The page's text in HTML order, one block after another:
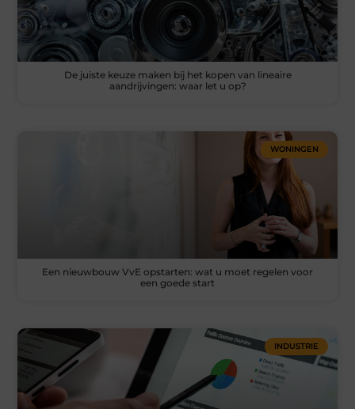
De juiste keuze maken bij het kopen van lineaire
aandrijvingen: waar let u op?
WONINGEN
Een nieuwbouw VvE opstarten: wat u moet regelen voor
een goede start
INDUSTRIE